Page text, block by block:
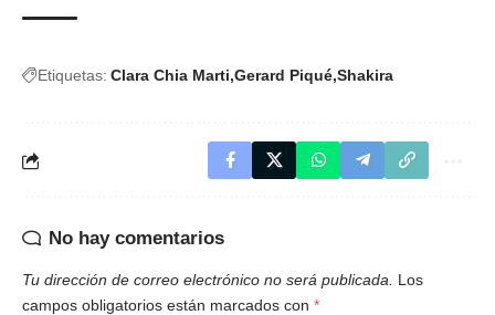
Etiquetas: Clara Chia Marti Gerard Piqué Shakira
No hay comentarios
Tu dirección de correo electrónico no será publicada.
Los
campos obligatorios están marcados con *